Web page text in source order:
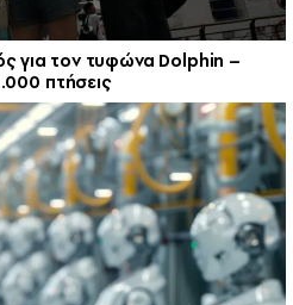
για τον τυφώνα Dolphin –
πτήσεις